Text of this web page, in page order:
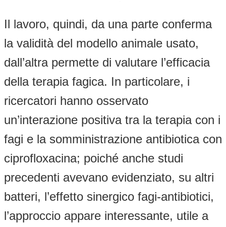
Il lavoro, quindi, da una parte conferma
la validità del modello animale usato,
dall’altra permette di valutare l’efficacia
della terapia fagica. In particolare, i
ricercatori hanno osservato
un’interazione positiva tra la terapia con i
fagi e la somministrazione antibiotica con
ciprofloxacina; poiché anche studi
precedenti avevano evidenziato, su altri
batteri, l’effetto sinergico fagi-antibiotici,
l’approccio appare interessante, utile a